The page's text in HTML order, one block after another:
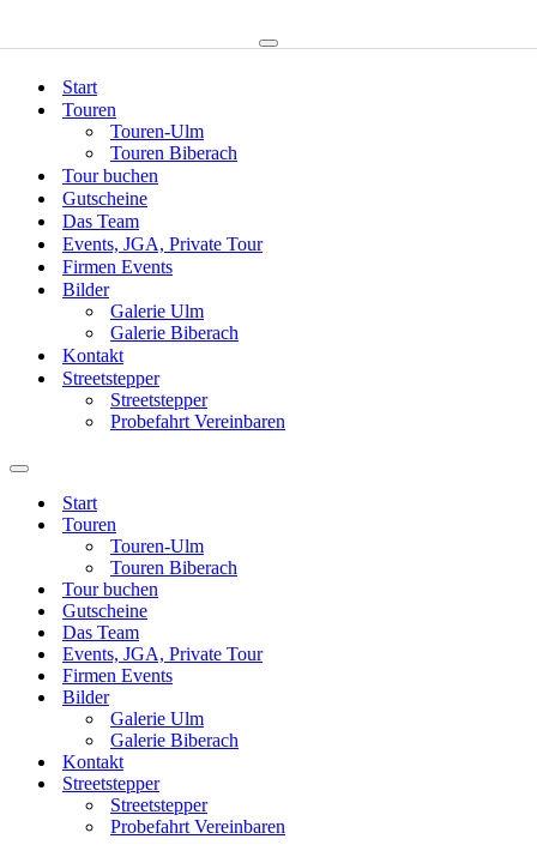
Start
Touren
Touren-Ulm
Touren Biberach
Tour buchen
Gutscheine
Das Team
Events, JGA, Private Tour
Firmen Events
Bilder
Galerie Ulm
Galerie Biberach
Kontakt
Streetstepper
Streetstepper
Probefahrt Vereinbaren
Start
Touren
Touren-Ulm
Touren Biberach
Tour buchen
Gutscheine
Das Team
Events, JGA, Private Tour
Firmen Events
Bilder
Galerie Ulm
Galerie Biberach
Kontakt
Streetstepper
Streetstepper
Probefahrt Vereinbaren